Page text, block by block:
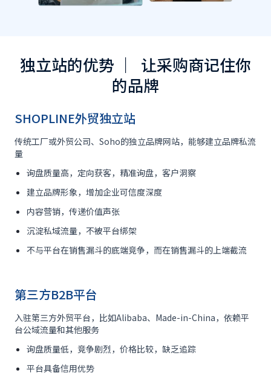
独立站的优势 ｜ 让采购商记住你
的品牌
SHOPLINE外贸独立站
传统工厂或外贸公司、Soho的独立品牌网站，能够建立品牌私流
量
询盘质量高，定向获客，精准询盘，客户洞察
建立品牌形象，增加企业可信度深度
内容营销，传递价值声张
沉淀私域流量，不被平台绑架
不与平台在销售漏斗的底端竞争，而在销售漏斗的上端截流
第三方B2B平台
入驻第三方外贸平台，比如Alibaba、Made-in-China，依赖平
台公域流量和其他服务
询盘质量低，竞争剧烈，价格比较，缺乏追踪
平台具备信用优势